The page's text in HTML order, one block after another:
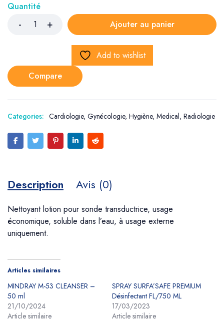
Quantité
Ajouter au panier
Add to wishlist
Compare
Categories: Cardiologie, Gynécologie, Hygiène, Medical, Radiologie
Description Avis (0)
Nettoyant lotion pour sonde transductrice, usage
économique, soluble dans l’eau, à usage externe
uniquement.
Articles similaires
MINDRAY M-53 CLEANSER –
50 ml
21/10/2024
Article similaire
SPRAY SURFA’SAFE PREMIUM
Désinfectant FL/750 ML
17/03/2023
Article similaire